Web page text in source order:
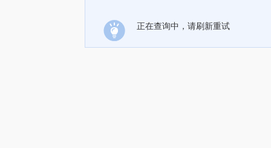
正在查询中，请刷新重试